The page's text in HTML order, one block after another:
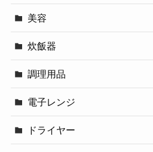
美容
炊飯器
調理用品
電子レンジ
ドライヤー